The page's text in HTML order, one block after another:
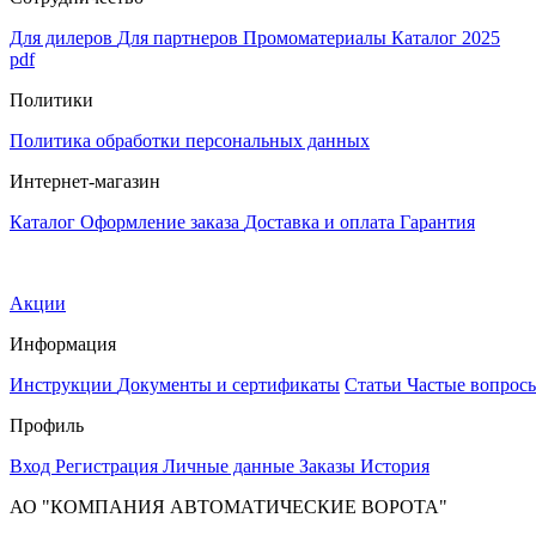
Для дилеров Для партнеров Промоматериалы Каталог 2025
pdf
Политики
Политика обработки персональных данных
Интернет-магазин
Каталог Оформление заказа Доставка и оплата Гарантия
Акции
Информация
Инструкции Документы и сертификаты Статьи Частые
Профиль
Вход Регистрация Личные данные Заказы История
АО "КОМПАНИЯ АВТОМАТИЧЕСКИЕ ВОРОТА"